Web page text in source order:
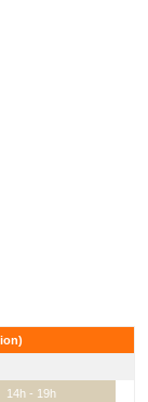
14h - 19h